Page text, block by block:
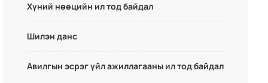
Хүний нөөцийн ил тод байдал
Шилэн данс
Авилгын эсрэг үйл ажиллагааны ил тод байдал